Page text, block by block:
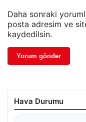
Daha sonraki
posta adresim ve
kaydedilsin.
Hava Durumu